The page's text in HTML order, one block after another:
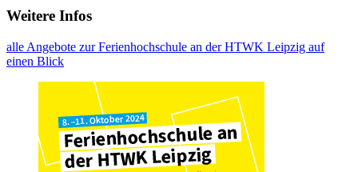
Weitere Infos
alle Angebote zur Ferienhochschule an der HTWK Leipzig auf
einen Blick